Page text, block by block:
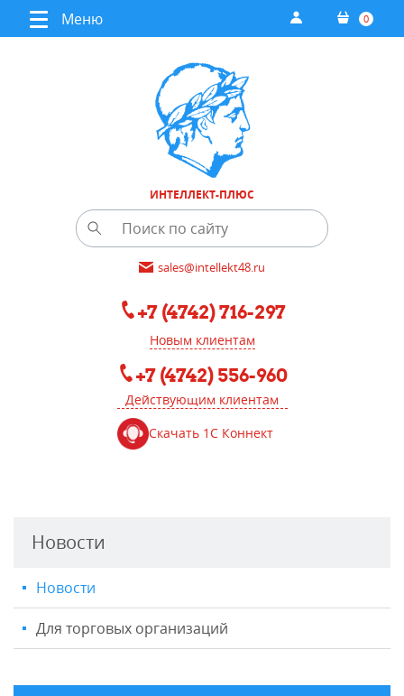
Меню 0
ИНТЕЛЛЕКТ-ПЛЮС
sales@intellekt48.ru
+7 (4742) 716-297
Новым клиентам
+7 (4742) 556-960
Действующим клиентам
Скачать 1С Коннект
Новости
Новости
Для торговых организаций